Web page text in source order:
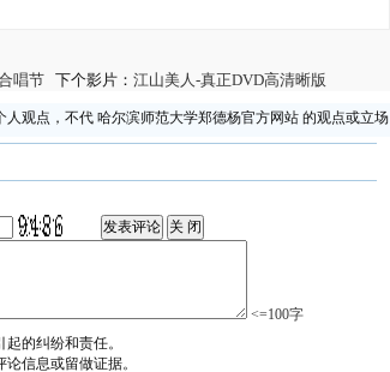
唱节 下个影片： 江山美人-真正DVD高清晰版
人观点，不代 哈尔滨师范大学郑德杨官方网站 的观点或立场
<=100字
的纠纷和责任。
信息或留做证据。